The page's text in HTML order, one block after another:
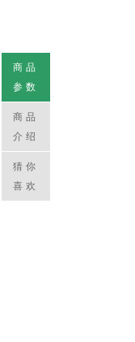
商品
参数
商品
介绍
猜你
喜欢